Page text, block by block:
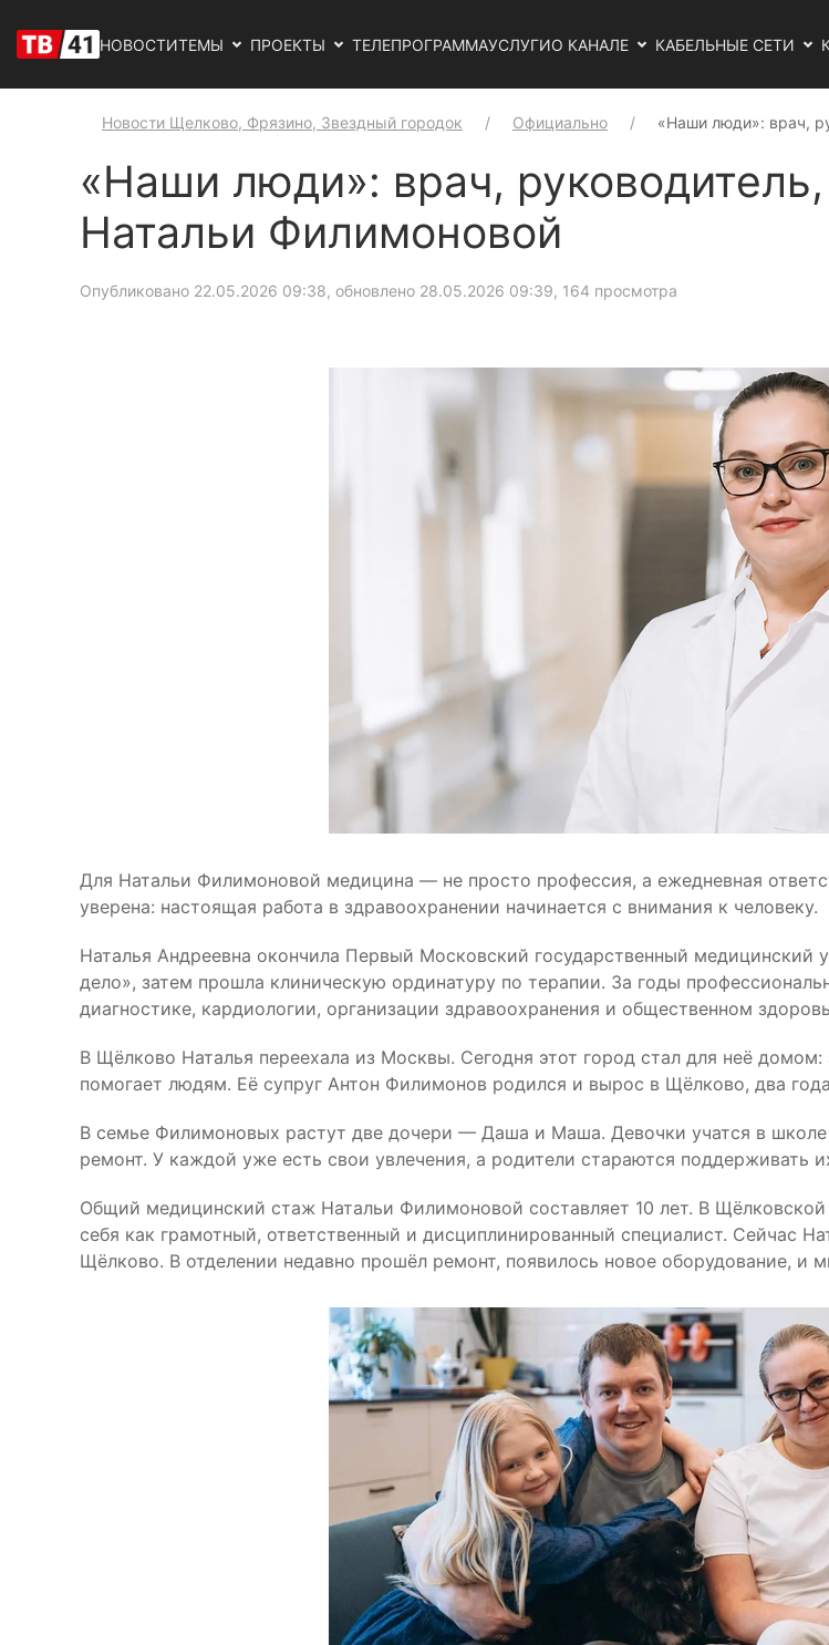
НОВОСТИТЕМЫ ПРОЕКТЫ ТЕЛЕПРОГРАММАУСЛУГИО КАНАЛЕ КАБЕЛЬНЫЕ СЕТИ
Новости Щелково, Фрязино, Звездный городок Официально «Наши люди»: врач,
«Наши люди»: врач,
Натальи Филимоновой
Опубликовано 22.05.2026 09:38, обновлено 28.05.2026 09:39, 164 просмотра
Для Натальи Филимоновой медицина — не просто профессия, а ежедневная
уверена: настоящая работа в здравоохранении начинается с внимания к человеку.
Наталья Андреевна окончила Первый Московский государственный
дело», затем прошла клиническую ординатуру по терапии. За годы
диагностике, кардиологии, организации здравоохранения и общественном
В Щёлково Наталья переехала из Москвы. Сегодня этот город стал для неё
помогает людям. Её супруг Антон Филимонов родился и вырос в Щёлково, два
В семье Филимоновых растут две дочери — Даша и Маша. Девочки учатся в
ремонт. У каждой уже есть свои увлечения, а родители стараются поддерживать
Общий медицинский стаж Натальи Филимоновой составляет 10 лет. В
себя как грамотный, ответственный и дисциплинированный специалист. Сейчас
Щёлково. В отделении недавно прошёл ремонт, появилось новое оборудование, и